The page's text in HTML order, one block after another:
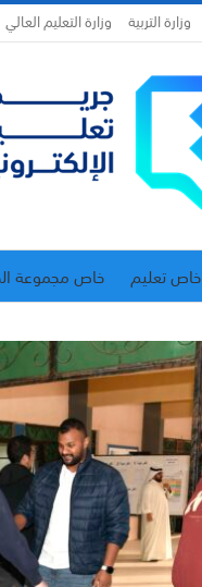
وزارة التربية وزارة التعليم العالي
خاص تعليم خاص مجموعة